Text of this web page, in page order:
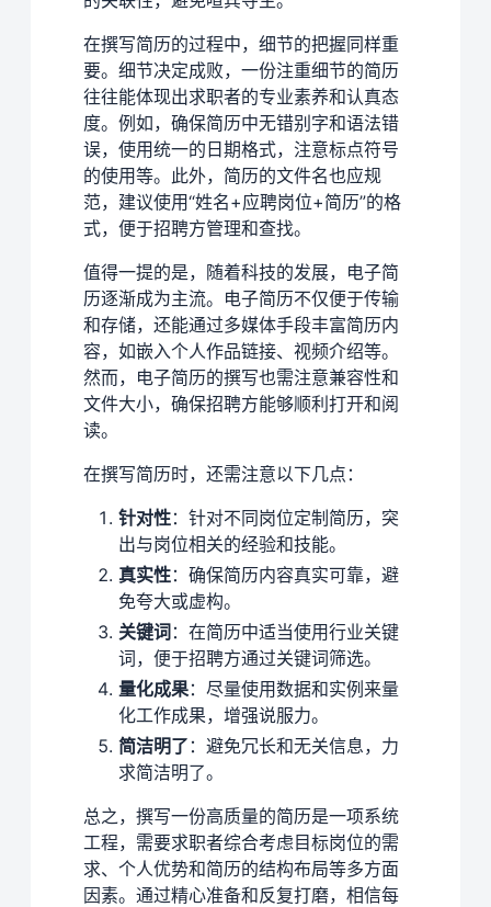
在撰写简历的过程中，细节的把握同样重
要。细节决定成败，一份注重细节的简历
往往能体现出求职者的专业素养和认真态
度。例如，确保简历中无错别字和语法错
误，使用统一的日期格式，注意标点符号
的使用等。此外，简历的文件名也应规
范，建议使用“姓名+应聘岗位+简历”的格
式，便于招聘方管理和查找。
值得一提的是，随着科技的发展，电子简
历逐渐成为主流。电子简历不仅便于传输
和存储，还能通过多媒体手段丰富简历内
容，如嵌入个人作品链接、视频介绍等。
然而，电子简历的撰写也需注意兼容性和
文件大小，确保招聘方能够顺利打开和阅
读。
在撰写简历时，还需注意以下几点：
针对性：针对不同岗位定制简历，突
出与岗位相关的经验和技能。
真实性：确保简历内容真实可靠，避
免夸大或虚构。
关键词：在简历中适当使用行业关键
词，便于招聘方通过关键词筛选。
量化成果：尽量使用数据和实例来量
化工作成果，增强说服力。
简洁明了 ：避免冗长和无关信息，力
求简洁明了。
总之，撰写一份高质量的简历是一项系统
工程，需要求职者综合考虑目标岗位的需
求、个人优势和简历的结构布局等多方面
因素。通过精心准备和反复打磨，相信每